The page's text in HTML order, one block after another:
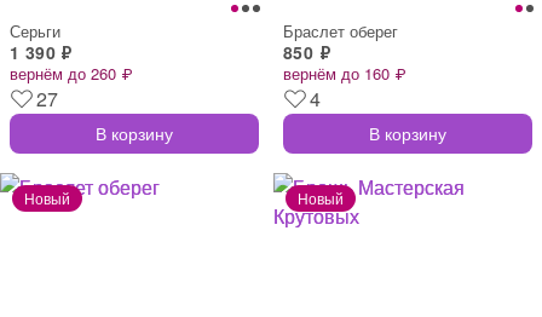
Серьги
1 390 ₽
вернём до 260 ₽
27
В корзину
Браслет оберег
850 ₽
вернём до 160 ₽
4
В корзину